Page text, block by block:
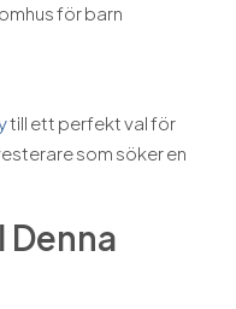
för barn
till ett perfekt val för
som söker en
Denna